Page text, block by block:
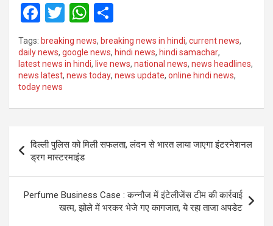
F
a
ce
b
o
o
T
tt
er
W
at
s
p
h
ar
e
Tags: breaking news, breaking news in hindi, current news,
daily news, google news, hindi news, hindi samachar,
latest news in hindi, live news, national news, news headlines,
news latest, news today, news update, online hindi news,
today news
Post
navigation
दिल्ली पुलिस को मिली सफलता, लंदन से भारत लाया जाएगा इंटरनेशनल
ड्रग मास्टरमाइंड
Perfume Business Case : कन्नौज में इंटेलीजेंस टीम की कार्रवाई
खत्म, झोले में भरकर भेजे गए कागजात, ये रहा ताजा अपडेट